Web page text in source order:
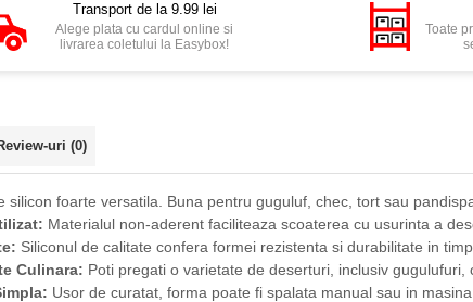
Transport de la 9.99 lei
Alege plata cu cardul online si
livrarea coletului la Easybox!
Toate
uri (0)
silicon foarte versatila. Buna pentru guguluf, chec, tort sau
Materialul non-aderent faciliteaza scoaterea cu usurinta a
Siliconul de calitate confera formei rezistenta si durabilitate in timp.
Culinara: Poti pregati o varietate de deserturi, inclusiv gugulufuri,
Usor de curatat, forma poate fi spalata manual sau in masina